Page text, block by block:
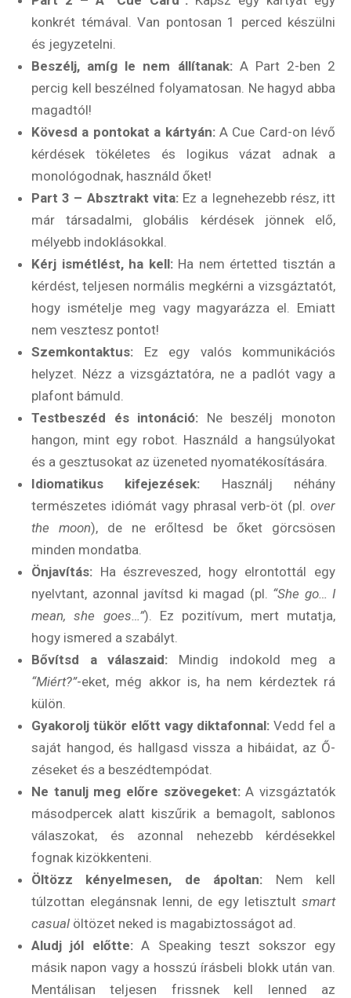
konkrét témával. Van pontosan 1 perced készülni
és jegyzetelni.
Beszélj, amíg le nem állítanak:A Part 2-ben 2
percig kell beszélned folyamatosan. Ne hagyd abba
magadtól!
Kövesd a pontokat a kártyán:A Cue Card-on lévő
kérdések tökéletes és logikus vázat adnak a
monológodnak, használd őket!
Part 3 – Absztrakt vita:Ez a legnehezebb rész, itt
már társadalmi, globális kérdések jönnek elő,
mélyebb indoklásokkal.
Kérj ismétlést, ha kell:Ha nem értetted tisztán a
kérdést, teljesen normális megkérni a vizsgáztatót,
hogy ismételje meg vagy magyarázza el. Emiatt
nem vesztesz pontot!
Szemkontaktus: Ez egy valós kommunikációs
helyzet. Nézz a vizsgáztatóra, ne a padlót vagy a
plafont bámuld.
Testbeszéd és intonáció: Ne beszélj monoton
hangon, mint egy robot. Használd a hangsúlyokat
és a gesztusokat az üzeneted nyomatékosítására.
Idiomatikus kifejezések: Használj néhány
természetes idiómát vagy phrasal verb-öt (pl. over
the moon), de ne erőltesd be őket görcsösen
minden mondatba.
Önjavítás: Ha észreveszed, hogy elrontottál egy
nyelvtant, azonnal javítsd ki magad (pl. “She go… I
mean, she goes…”). Ez pozitívum, mert mutatja,
hogy ismered a szabályt.
Bővítsd a válaszaid: Mindig indokold meg a
“Miért?”-eket, még akkor is, ha nem kérdeztek rá
külön.
Gyakorolj tükör előtt vagy diktafonnal: Vedd fel a
saját hangod, és hallgasd vissza a hibáidat, az Ő-
zéseket és a beszédtempódat.
Ne tanulj meg előre szövegeket:A vizsgáztatók
másodpercek alatt kiszűrik a bemagolt, sablonos
válaszokat, és azonnal nehezebb kérdésekkel
fognak kizökkenteni.
Öltözz kényelmesen, de ápoltan: Nem kell
túlzottan elegánsnak lenni, de egy letisztult smart
casual öltözet neked is magabiztosságot ad.
Aludj jól előtte:A Speaking teszt sokszor egy
másik napon vagy a hosszú írásbeli blokk után van.
Mentálisan teljesen frissnek kell lenned az